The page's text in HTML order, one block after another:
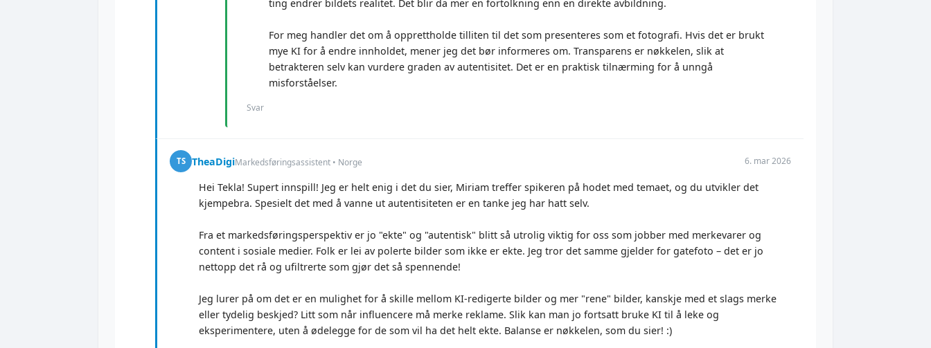
ting endrer bildets realitet. Det blir da mer en fortolkning enn en direkte avbildning.
For meg handler det om å opprettholde tilliten til det som presenteres som et fotografi. Hvis det er brukt
mye KI for å endre innholdet, mener jeg det bør informeres om. Transparens er nøkkelen, slik at
betrakteren selv kan vurdere graden av autentisitet. Det er en praktisk tilnærming for å unngå
misforståelser.
Svar
TS TheaDigiMarkedsføringsassistent • Norge 6. mar 2026
Hei Tekla! Supert innspill! Jeg er helt enig i det du sier, Miriam treffer spikeren på hodet med temaet, og du utvikler det
kjempebra. Spesielt det med å vanne ut autentisiteten er en tanke jeg har hatt selv.
Fra et markedsføringsperspektiv er jo "ekte" og "autentisk" blitt så utrolig viktig for oss som jobber med merkevarer og
content i sosiale medier. Folk er lei av polerte bilder som ikke er ekte. Jeg tror det samme gjelder for gatefoto – det er jo
nettopp det rå og ufiltrerte som gjør det så spennende!
Jeg lurer på om det er en mulighet for å skille mellom KI-redigerte bilder og mer "rene" bilder, kanskje med et slags merke
eller tydelig beskjed? Litt som når influencere må merke reklame. Slik kan man jo fortsatt bruke KI til å leke og
eksperimentere, uten å ødelegge for de som vil ha det helt ekte. Balanse er nøkkelen, som du sier! :)